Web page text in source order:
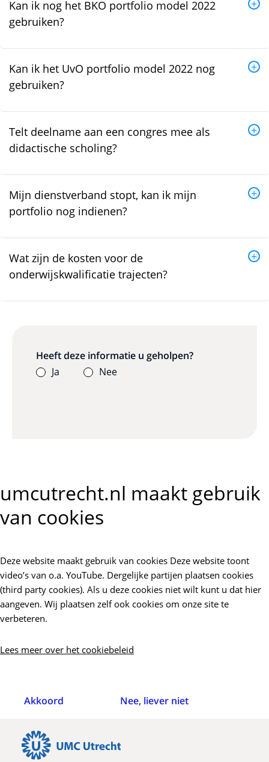
Kan ik nog het BKO portfolio model 2022
gebruiken?
Kan ik het UvO portfolio model 2022 nog
gebruiken?
Telt deelname aan een congres mee als
didactische scholing?
Mijn dienstverband stopt, kan ik mijn
portfolio nog indienen?
Wat zijn de kosten voor de
onderwijskwalificatie trajecten?
Heeft deze informatie u geholpen?
Ja
Nee
umcutrecht.nl maakt gebruik
van cookies
Deze website maakt gebruik van cookies Deze website toont
video’s van o.a. YouTube. Dergelijke partijen plaatsen cookies
(third party cookies). Als u deze cookies niet wilt kunt u dat hier
aangeven. Wij plaatsen zelf ook cookies om onze site te
verbeteren.
Lees meer over het cookiebeleid
Akkoord Nee, liever niet